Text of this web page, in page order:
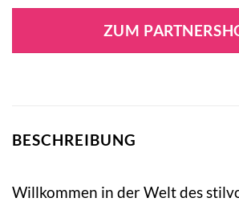
ZUM
BESCHREIBUNG
Willkommen in der Welt des